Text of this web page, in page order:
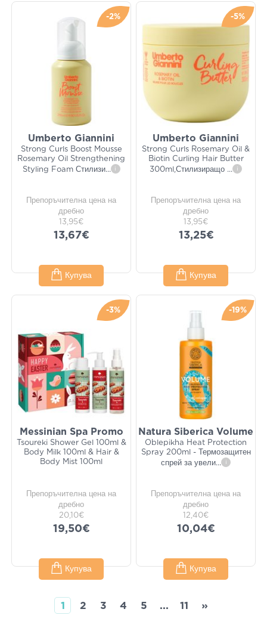
-2%
Umberto Giannini
Strong Curls Boost Mousse
Rosemary Oil Strengthening
Styling Foam Стилизи... i
Препоръчителна цена на
дребно
13,95€
13,67€
Купува
-5%
Umberto Giannini
Strong Curls Rosemary Oil &
Biotin Curling Hair Butter
300ml,Стилизиращо ... i
Препоръчителна цена на
дребно
13,95€
13,25€
Купува
-3%
Messinian Spa Promo
Tsoureki Shower Gel 100ml &
Body Milk 100ml & Hair &
Body Mist 100ml
Препоръчителна цена на
дребно
20,10€
19,50€
Купува
-19%
Natura Siberica Volume
Oblepikha Heat Protection
Spray 200ml - Термозащитен
спрей за увели... i
Препоръчителна цена на
дребно
12,40€
10,04€
Купува
1 2 3 4 5 ... 11 »